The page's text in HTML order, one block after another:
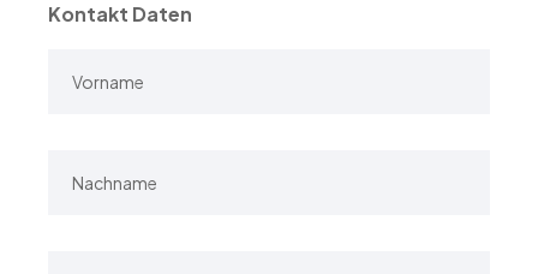
Kontakt Daten